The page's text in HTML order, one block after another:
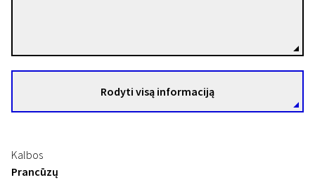
Rodyti visą informaciją
Kalbos
Prancūzų